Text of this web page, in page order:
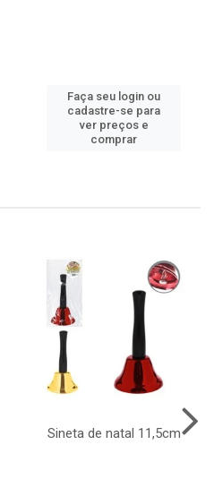
Faça seu login ou
cadastre-se para
ver preços e
comprar
Sineta de natal 11,5cm